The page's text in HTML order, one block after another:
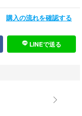
購入の流れを確認する
LINEで送る